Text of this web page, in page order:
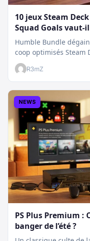
10 jeux Steam
Squad Goals vaut-
Humble Bundle
coop optimisés Steam
plan…
R3mZ
NEWS
PS Plus Premium :
banger de l’été ?